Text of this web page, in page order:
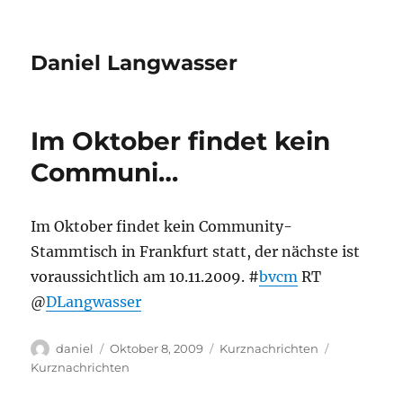
Daniel Langwasser
Im Oktober findet kein
Communi…
Im Oktober findet kein Community-
Stammtisch in Frankfurt statt, der nächste ist
voraussichtlich am 10.11.2009. #bvcm RT
@DLangwasser
Autor
daniel
Veröffentlicht
am
Oktober 8, 2009 Kategorien
Kurznachrichten
Kurznachrichten